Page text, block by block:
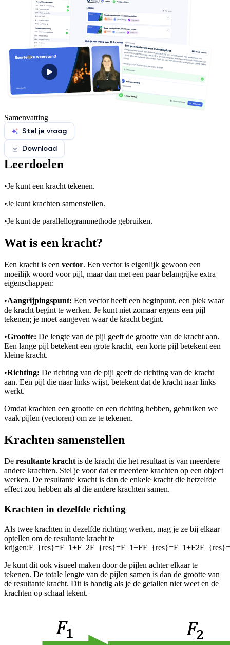
Samenvatting
Stel je vraag
Download
Leerdoelen
•Je kunt een kracht tekenen.
•Je kunt krachten samenstellen.
•Je kunt de parallellogrammethode gebruiken.
Wat is een kracht?
Een kracht is een vector. Een vector is eigenlijk gewoon een
moeilijk woord voor pijl, maar dan met een paar belangrijke extra
eigenschappen:
•Aangrijpingspunt: Een vector heeft een beginpunt, een plek waar
de kracht begint te werken. Je kunt niet zomaar ergens een pijl
tekenen; je moet aangeven waar de kracht begint.
•Grootte: De lengte van de pijl geeft de grootte van de kracht aan.
Een lange pijl betekent een grote kracht, een korte pijl betekent een
kleine kracht.
•Richting: De richting van de pijl geeft de richting van de kracht
aan. Een pijl die naar links wijst, betekent dat de kracht naar links
werkt.
Omdat krachten een grootte en een richting hebben, gebruiken we
vaak pijlen (vectoren) om ze te tekenen.
Krachten samenstellen
De resultante krachtis de kracht die het resultaat is van meerdere
andere krachten. Stel je voor dat er meerdere krachten op een object
werken. De resultante kracht is dan de enkele kracht die hetzelfde
effect zou hebben als al die andere krachten samen.
Krachten in dezelfde richting
Als twee krachten in dezelfde richting werken, mag je ze bij elkaar
optellen om de resultante kracht te
krijgen:
Je kunt dit ook visueel maken door de pijlen achter elkaar te
tekenen. De totale lengte van de pijlen samen is dan de grootte van
de resultante kracht. Dit is handig als je de getallen niet weet en de
krachten op schaal tekent.